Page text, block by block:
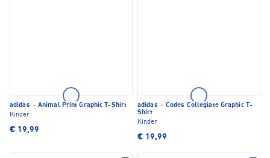
adidas · Animal Print Graphic T-Shirt
Kinder
€ 19,99
adidas · Codes Collegiate Graphic T-
Shirt
Kinder
€ 19,99